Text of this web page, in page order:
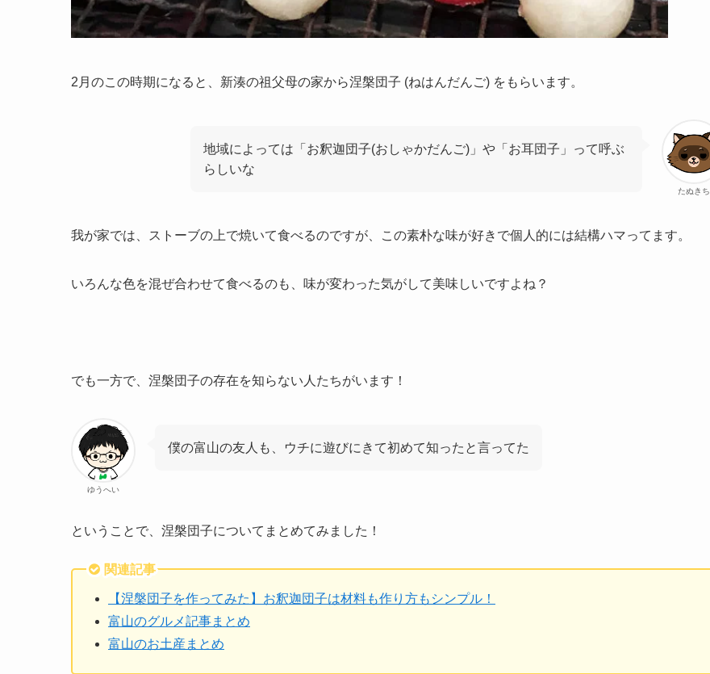
2月のこの時期になると、新湊の祖父母の家から涅槃団子 (ねはんだんご) をもらいます。
たぬきち
地域によっては「お釈迦団子(おしゃかだんご)」や「お耳団子」って呼ぶ
らしいな
我が家では、ストーブの上で焼いて食べるのですが、この素朴な味が好きで個人的には結構ハマってます。
いろんな色を混ぜ合わせて食べるのも、味が変わった気がして美味しいですよね？
でも一方で、涅槃団子の存在を知らない人たちがいます！
ゆうへい
僕の富山の友人も、ウチに遊びにきて初めて知ったと言ってた
ということで、涅槃団子についてまとめてみました！
関連記事
【涅槃団子を作ってみた】お釈迦団子は材料も作り方もシンプル！
富山のグルメ記事まとめ
富山のお土産まとめ